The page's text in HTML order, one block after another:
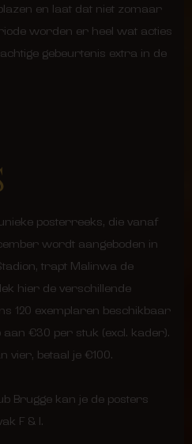
en laat dat niet zomaar
worden er heel wat acties
gebeurtenis extra in de
posterreeks, die vanaf
wordt aangeboden in
trapt Malinwa de
hier de verschillende
120 exemplaren beschikbaar
aan €30 per stuk (excl. kader).
vier, betaal je €100.
Brugge kan je de posters
F & I.